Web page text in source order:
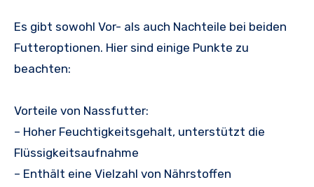
Es gibt sowohl Vor- als auch Nachteile bei beiden
Futteroptionen. Hier sind einige Punkte zu
beachten:
Vorteile von Nassfutter:
– Hoher Feuchtigkeitsgehalt, unterstützt die
Flüssigkeitsaufnahme
– Enthält eine Vielzahl von Nährstoffen